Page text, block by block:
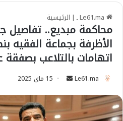
| الرئيسية
محاكمة مبديع.. تفاصيل
الأظرفة بجماعة الفقيه
اتهامات بالتلاعب
Le61.ma
d
15 ماي 2025